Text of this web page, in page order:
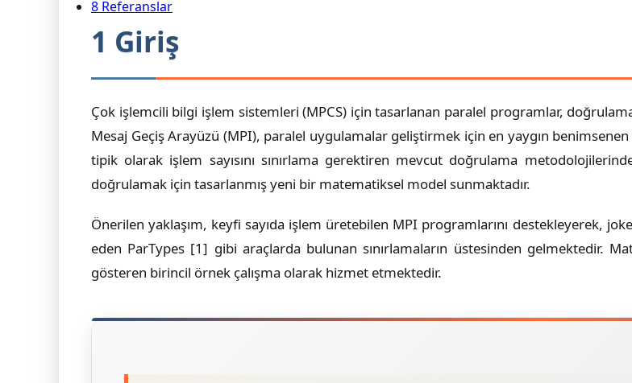
8 Referanslar
1 Giriş
Çok işlemcili bilgi işlem sistemleri (MPCS) için tasarlanan paralel programlar,
Mesaj Geçiş Arayüzü (MPI), paralel uygulamalar geliştirmek için en yaygın
tipik olarak işlem sayısını sınırlama gerektiren mevcut doğrulama
doğrulamak için tasarlanmış yeni bir matematiksel model sunmaktadır.
Önerilen yaklaşım, keyfi sayıda işlem üretebilen MPI programlarını destekleyerek,
eden ParTypes [1] gibi araçlarda bulunan sınırlamaların üstesinden gelmektedir.
gösteren birincil örnek çalışma olarak hizmet etmektedir.